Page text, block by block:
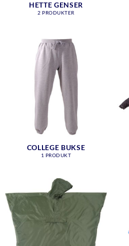
HETTE GENSER
2 PRODUKTER
COLLEGE BUKSE
1 PRODUKT